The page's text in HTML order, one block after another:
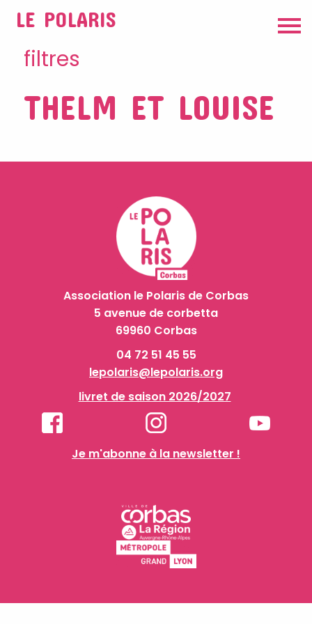
LE POLARIS
filtres
THELM ET LOUISE
Association le Polaris de Corbas
5 avenue de corbetta
69960 Corbas
04 72 51 45 55
lepolaris@lepolaris.org
livret de saison 2026/2027
Je m'abonne à la newsletter !